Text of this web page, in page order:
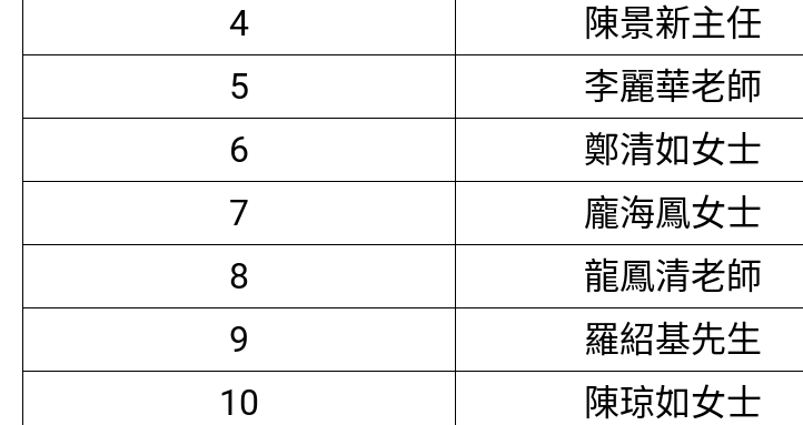
4
陳景新主任
5
李麗華老師
6
鄭清如女士
7
龐海鳳女士
8
龍鳳清老師
9
羅紹基先生
10
陳琼如女士